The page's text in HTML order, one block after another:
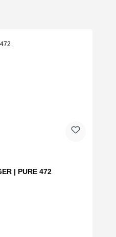
| PURE 472